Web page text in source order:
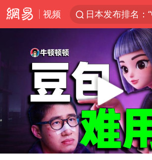
视频
大V：马科斯把
白海豚将正面袭
杭州全市有序停
《欢迎来龙餐馆
Play
00:00